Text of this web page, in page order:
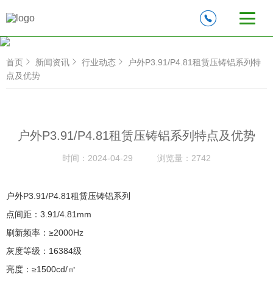
首页 新闻资讯 行业动态
户外P3.91/P4.81租赁压铸铝系列特
点及优势
户外P3.91/P4.81租赁压铸铝系列特点及优势
时间： 2024-04-29 浏览量： 2742
户外P3.91/P4.81租赁压铸铝系列
点间距：3.91/4.81mm
刷新频率：≥2000Hz
灰度等级：16384级
亮度：≥1500cd/㎡